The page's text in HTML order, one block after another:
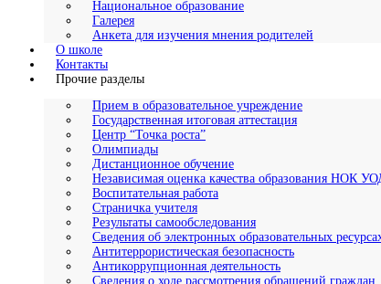
Национальное образование
Галерея
Анкета для изучения мнения родителей
О школе
Контакты
Прочие разделы
Прием в образовательное учреждение
Государственная итоговая аттестация
Центр “Точка роста”
Олимпиады
Дистанционное обучение
Независимая оценка качества образования НОК
Воспитательная работа
Страничка учителя
Результаты самообследования
Сведения об электронных образовательных
Антитеррористическая безопасность
Антикоррупционная деятельность
Сведения о ходе рассмотрения обращений граждан